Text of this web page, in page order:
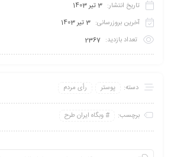
تاریخ انتشار: 3 تیر 1403
آخرین بروزرسانی: 3 تیر 1403
تعداد بازدید: 2367
دسته: پوستر رأی مردم
برچسب: وبگاه ایران طرح